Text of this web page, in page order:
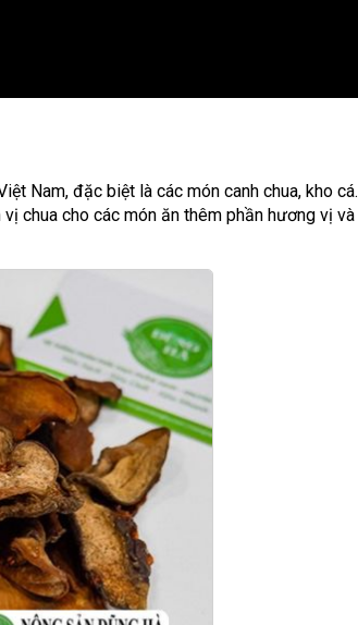
Nam, đặc biệt là các món canh chua, kho cá.
chua cho các món ăn thêm phần hương vị và